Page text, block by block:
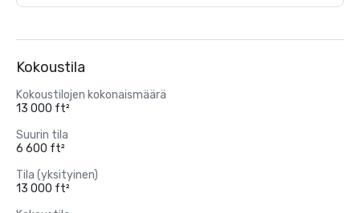
Kokoustila
Kokoustilojen kokonaismäärä
13 000 ft²
Suurin tila
6 600 ft²
Tila (yksityinen)
13 000 ft²